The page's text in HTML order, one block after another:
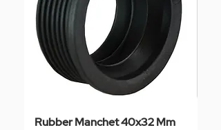
Rubber Manchet 40x32 Mm